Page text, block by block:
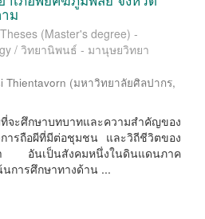
ม
(Master's degree) -
/ วิทยานิพนธ์ - มานุษยวิทยา
Thientavorn (มหาวิทยาลัยศิลปากร,
จะศึกษาบทบาทและความสำคัญของ
การถือผีที่มีต่อชุมชน และวิถีชีวิตของ
า อันเป็นสังคมหนึ่งในดินแดนภาค
นการศึกษาทางด้าน ...